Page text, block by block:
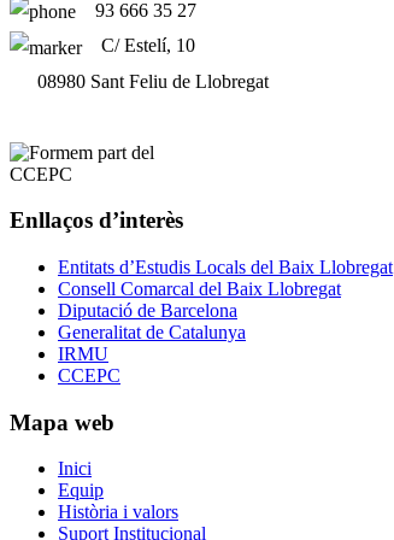
93 666 35 27
C/ Estelí, 10
08980 Sant Feliu de Llobregat
Enllaços d’interès
Entitats d’Estudis Locals del Baix Llobregat
Consell Comarcal del Baix Llobregat
Diputació de Barcelona
Generalitat de Catalunya
IRMU
CCEPC
Mapa web
Inici
Equip
Història i valors
Suport Institucional